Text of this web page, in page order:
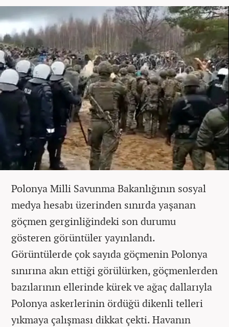
Polonya Milli Savunma Bakanlığının sosyal
medya hesabı üzerinden sınırda yaşanan
göçmen gerginliğindeki son durumu
gösteren görüntüler yayınlandı.
Görüntülerde çok sayıda göçmenin Polonya
sınırına akın ettiği görülürken, göçmenlerden
bazılarının ellerinde kürek ve ağaç dallarıyla
Polonya askerlerinin ördüğü dikenli telleri
yıkmaya çalışması dikkat çekti. Havanın